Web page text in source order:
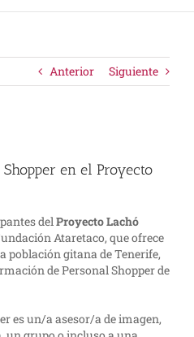
Anterior Siguiente
en el Proyecto
delProyecto Lachó
Ataretaco, que ofrece
población gitana de Tenerife,
de Personal Shopper de
es un/a asesor/a de imagen,